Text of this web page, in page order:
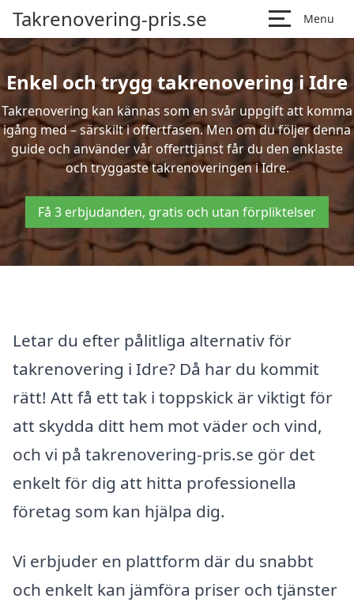
Takrenovering-pris.se Menu
Enkel och trygg takrenovering i Idre
Takrenovering kan kännas som en svår uppgift att komma
igång med – särskilt i offertfasen. Men om du följer denna
guide och använder vår offerttjänst får du den enklaste
och tryggaste takrenoveringen i Idre.
Få 3 erbjudanden, gratis och utan förpliktelser
Letar du efter pålitliga alternativ för
takrenovering i Idre? Då har du kommit
rätt! Att få ett tak i toppskick är viktigt för
att skydda ditt hem mot väder och vind,
och vi på takrenovering-pris.se gör det
enkelt för dig att hitta professionella
företag som kan hjälpa dig.
Vi erbjuder en plattform där du snabbt
och enkelt kan jämföra priser och tjänster